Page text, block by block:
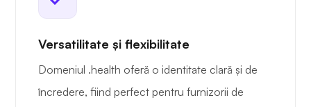
Versatilitate și flexibilitate
Domeniul .health oferă o identitate clară și de
încredere, fiind perfect pentru furnizorii de